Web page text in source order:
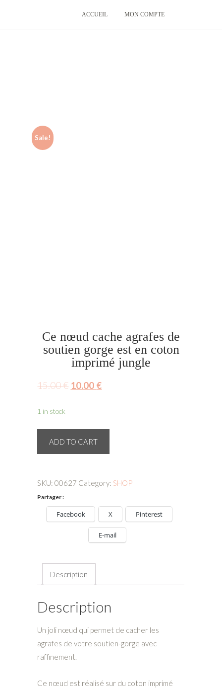
ACCUEIL MON COMPTE
Sale!
Ce nœud cache agrafes de
soutien gorge est en coton
imprimé jungle
15.00€ 10.00 €
1 in stock
soutien
jungle
ADD TO CART
SKU:00627 Category: SHOP
Partager :
Facebook X Pinterest
E-mail
Description
Description
Un joli nœud qui permet de cacher les
agrafes de votre soutien-gorge avec
raffinement.
Ce nœud est réalisé sur du coton imprimé